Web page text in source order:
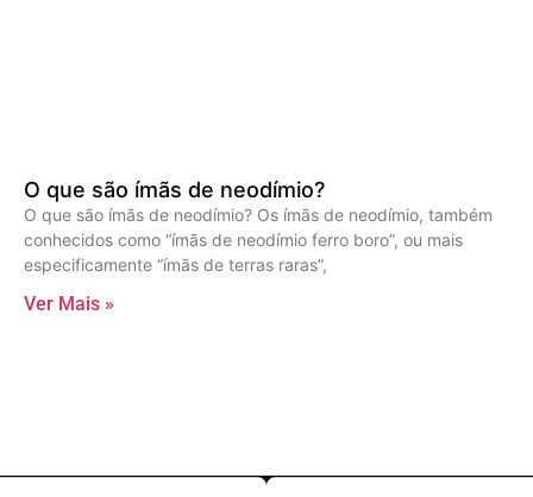
O que são ímãs de neodímio?
O que são ímãs de neodímio? Os ímãs de neodímio, também
conhecidos como “ímãs de neodímio ferro boro”, ou mais
especificamente “ímãs de terras raras”,
Ver Mais »